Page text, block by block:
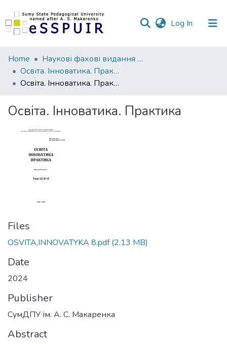
Log In (current)
Communities
&
Collections
Statistics
Home
Наукові фахові видання СумДПУ
Освіта. Інноватика. Практика
Освіта. Інноватика. Практика
Освіта. Інноватика. Практика
Files
OSVITA,INNOVATYKA 8.pdf(2.13 MB)
Date
2024
Publisher
СумДПУ ім. А. С. Макаренка
Abstract